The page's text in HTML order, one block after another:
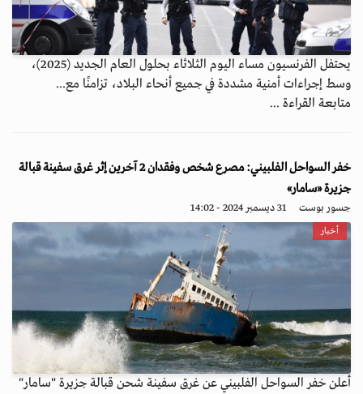
يحتفل الفرنسيون مساء اليوم الثلاثاء بحلول العام الجديد (2025)،
وسط إجراءات أمنية مشددة في جميع أنحاء البلاد، تزامنًا مع...
متابعة القراءة ...
خفر السواحل الفلبيني: مصرع شخص وفقدان 2 آخرين إثر غرق سفينة قبالة
جزيرة «سامار»
جسور بوست 31 ديسمبر 2024 - 14:02
أخبار
أعلن خفر السواحل الفلبيني عن غرق سفينة شحن قبالة جزيرة "سامار"